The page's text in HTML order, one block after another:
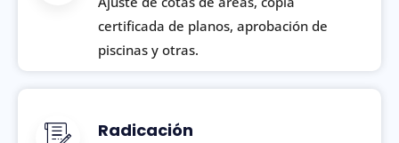
certificada de planos, aprobación de
piscinas y otras.
Radicación